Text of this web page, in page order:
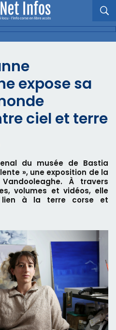
expose sa
ciel et terre
du musée de Bastia
», une exposition de la
À travers
volumes et vidéos, elle
lien à la terre corse et